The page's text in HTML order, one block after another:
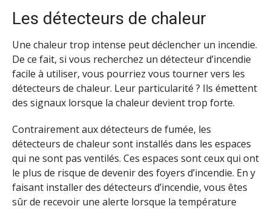
Les détecteurs de chaleur
Une chaleur trop intense peut déclencher un incendie.
De ce fait, si vous recherchez un détecteur d’incendie
facile à utiliser, vous pourriez vous tourner vers les
détecteurs de chaleur. Leur particularité ? Ils émettent
des signaux lorsque la chaleur devient trop forte.
Contrairement aux détecteurs de fumée, les
détecteurs de chaleur sont installés dans les espaces
qui ne sont pas ventilés. Ces espaces sont ceux qui ont
le plus de risque de devenir des foyers d’incendie. En y
faisant installer des détecteurs d’incendie, vous êtes
sûr de recevoir une alerte lorsque la température